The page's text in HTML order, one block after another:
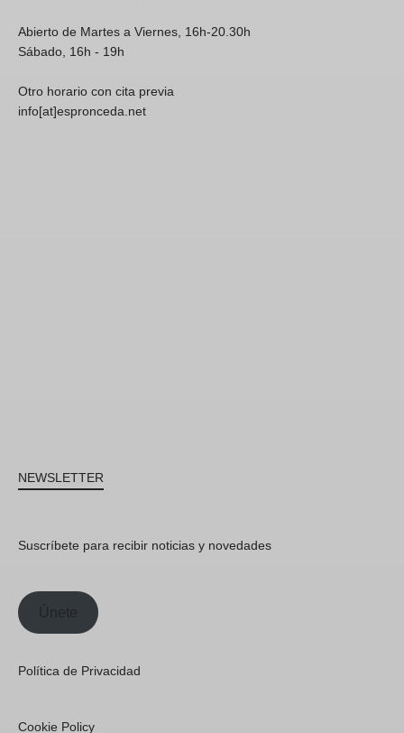
Abierto de Martes a Viernes, 16h-20.30h
Sábado, 16h - 19h
Otro horario con cita previa
info[at]espronceda.net
NEWSLETTER
Suscríbete para recibir noticias y novedades
Únete
Política de Privacidad
Cookie Policy